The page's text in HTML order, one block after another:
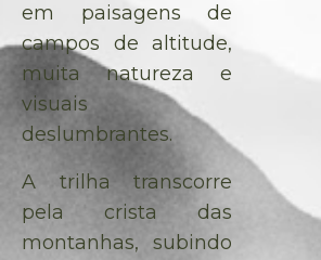
em paisagens de
campos de altitude,
muita natureza e
visuais
deslumbrantes.
A trilha transcorre
pela crista das
montanhas, subindo